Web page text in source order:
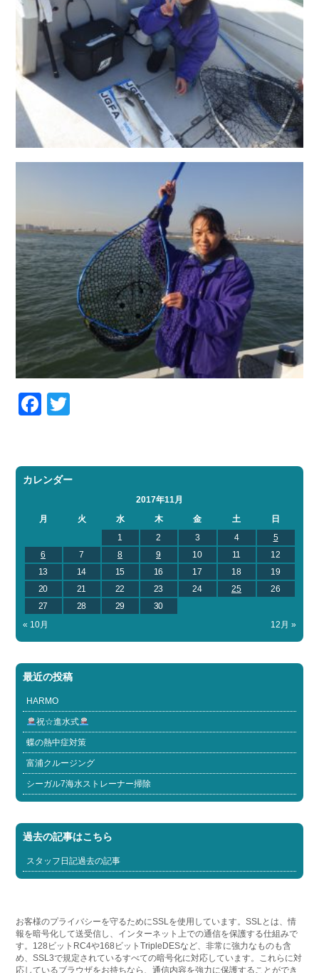
Facebook
カレンダー
2017年11月
月
火 水 木 金 土
日
1
2 3 4
5
6
7 8 9 10 11
12
13
14 15 16 17 18
19
20
21 22 23 24 25
26
27
28 29
30
« 10月
12月 »
最近の投稿
HARMO
祝☆進水式
蝶の熱中症対策
富浦クルージング
シーガル7海水ストレーナー掃除
過去の記事はこちら
スタッフ日記過去の記事
お客様のプライバシーを守るためにSSLを使用しています。SSLとは、情
報を暗号化して送受信し、インターネット上での通信を保護する仕組みで
す。128ビットRC4や168ビットTripleDESなど、非常に強力なものも含
め、SSL3で規定されているすべての暗号化に対応しています。これらに対
応しているブラウザをお持ちなら、通信内容を強力に保護することができ